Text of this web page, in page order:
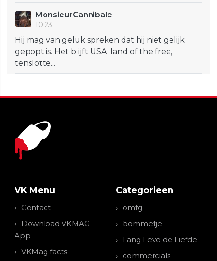
MonsieurCannibale
10:23
Hij mag van geluk spreken dat hij niet gelijk
gepopt is. Het blijft USA, land of the free,
tenslotte...
VK Menu
Contact
Download VKMAG
App
VKMag facts
Categorieen
omfg
bommetje
Lang Leve de Liefde
commercials